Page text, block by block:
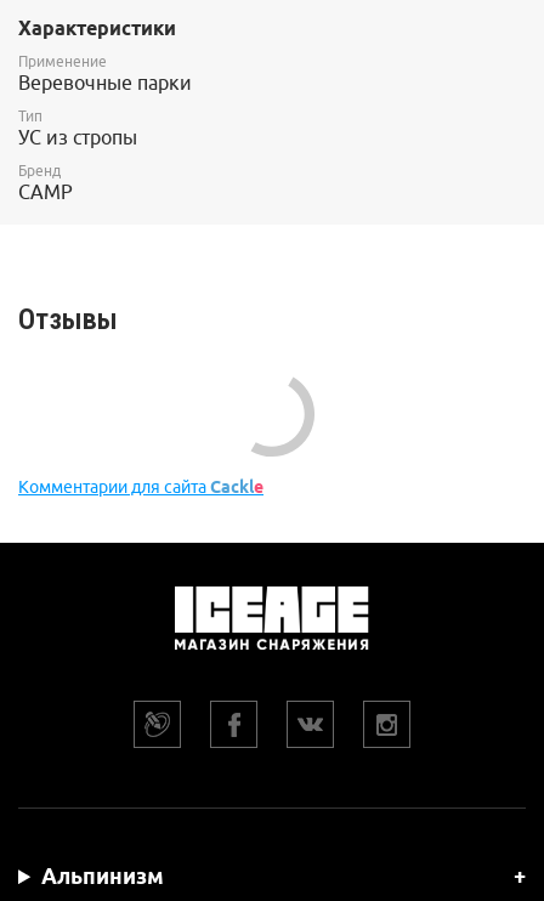
Характеристики
Применение
Веревочные парки
Тип
УС из стропы
Бренд
CAMP
Отзывы
Комментарии для сайтаCackle
Альпинизм